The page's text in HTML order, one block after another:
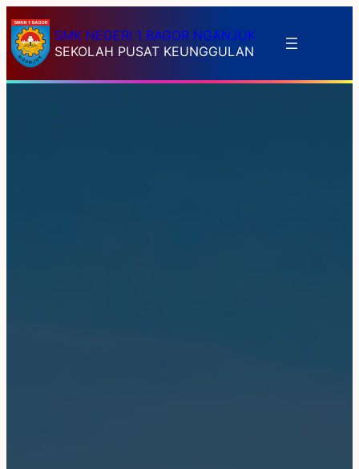
SMK NEGERI 1 BAGOR NGANJUK
SEKOLAH PUSAT KEUNGGULAN